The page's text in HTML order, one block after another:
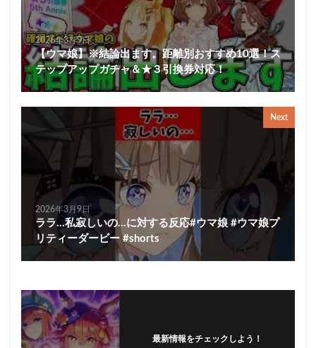
2026年3月9日
【ウマ娘】※結論出ます。距離別おすすめ10選！ス
テップアップガチャ＆★３引換券対応！
Next
2026年3月9日
ララ…私寂しいの…に対する反応#ウマ娘 #ウマ娘プ
リティーダービー #shorts
最新情報をチェックしよう！